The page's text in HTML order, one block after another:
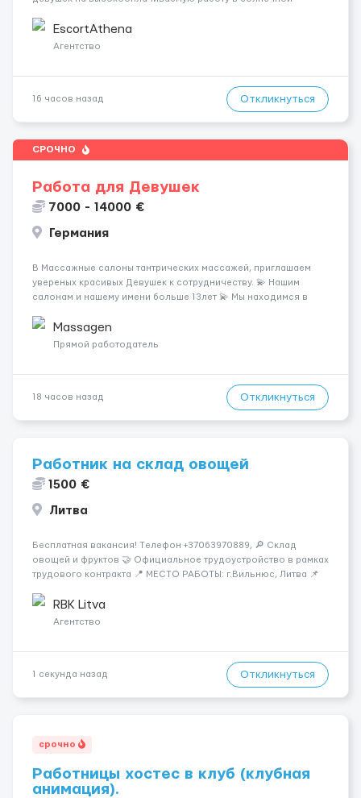
хорошие деньги 💶 — это предложение для тебя! 🔹
Требования: ✔️ Возраст от ...
EscortAthena
Агентство
16 часов назад Откликнуться
СРОЧНО
Работа для Девушек
7000 - 14000 €
Германия
В Массажные салоны тантрических массажей, приглашаем
увереных красивых Девушек к сотрудничеству. 💫 Нашим
салонам и нашему имени больше 13лет 💫 Мы находимся в
заработная плата 💚Мы гарантируем Наличие работы. Поток 💝
incall / Out...
Massagen
Прямой работодатель
18 часов назад Откликнуться
Работник на склад овощей
1500 €
Литва
Бесплатная вакансия! Tелефон +37063970889, 🔎 Склад
овощей и фруктов 🤝 Официальное трудоустройство в рамках
трудового контракта 📍 МЕСТО РАБОТЫ: г.Вильнюс, Литва 📌
- медкомиссия 30 евро (с ЗП) - работа в темпе - разговорный
русский...
RBK Litva
Агентство
1 секунда назад Откликнуться
срочно
Работницы хостес в клуб (клубная
анимация).